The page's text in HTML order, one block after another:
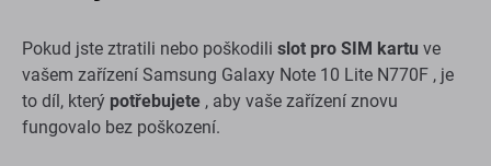
Pokud jste ztratili nebo poškodili slot pro SIM kartu ve
vašem zařízení Samsung Galaxy Note 10 Lite N770F , je
to díl, který potřebujete , aby vaše zařízení znovu
fungovalo bez poškození.